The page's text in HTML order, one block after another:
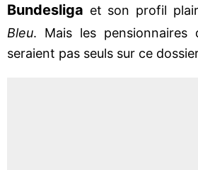
Bundesliga et son profil
Bleu. Mais les pensionnaires
seraient pas seuls sur ce